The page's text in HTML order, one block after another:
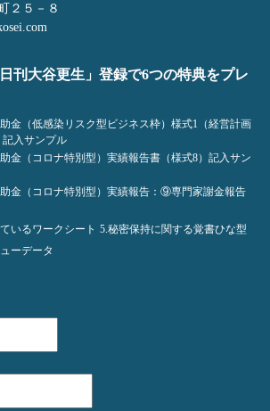
２５－８
刊大谷更生」登録で6つの特典をプレ
金（低感染リスク型ビジネス枠）様式1（経営計画
入サンプル
金（コロナ特別型）実績報告書（様式8）記入サン
金（コロナ特別型）実績報告：⑨専門家謝金報告
いるワークシート 5.秘密保持に関する覚書ひな型
ーデータ